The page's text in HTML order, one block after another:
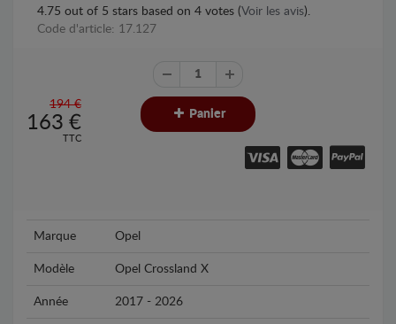
4.75 out of 5 stars based on 4 votes (Voir les avis).
Code d'article: 17.127
194 €
163 €
TTC
Panier
Marque Opel
Modèle Opel Crossland X
Année 2017 - 2026